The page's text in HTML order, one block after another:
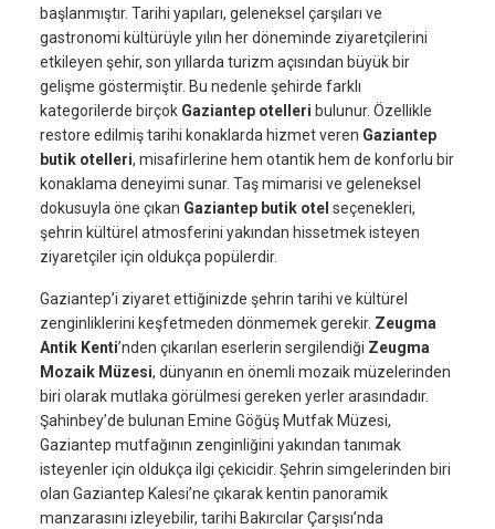
başlanmıştır. Tarihi yapıları, geleneksel çarşıları ve
gastronomi kültürüyle yılın her döneminde ziyaretçilerini
etkileyen şehir, son yıllarda turizm açısından büyük bir
gelişme göstermiştir. Bu nedenle şehirde farklı
kategorilerde birçok Gaziantep otelleri bulunur. Özellikle
restore edilmiş tarihi konaklarda hizmet veren Gaziantep
butik otelleri, misafirlerine hem otantik hem de konforlu bir
konaklama deneyimi sunar. Taş mimarisi ve geleneksel
dokusuyla öne çıkan Gaziantep butik otel seçenekleri,
şehrin kültürel atmosferini yakından hissetmek isteyen
ziyaretçiler için oldukça popülerdir.
Gaziantep’i ziyaret ettiğinizde şehrin tarihi ve kültürel
zenginliklerini keşfetmeden dönmemek gerekir. Zeugma
Antik Kenti’nden çıkarılan eserlerin sergilendiği Zeugma
Mozaik Müzesi, dünyanın en önemli mozaik müzelerinden
biri olarak mutlaka görülmesi gereken yerler arasındadır.
Şahinbey’de bulunan Emine Göğüş Mutfak Müzesi,
Gaziantep mutfağının zenginliğini yakından tanımak
isteyenler için oldukça ilgi çekicidir. Şehrin simgelerinden biri
olan Gaziantep Kalesi’ne çıkarak kentin panoramik
manzarasını izleyebilir, tarihi Bakırcılar Çarşısı’nda